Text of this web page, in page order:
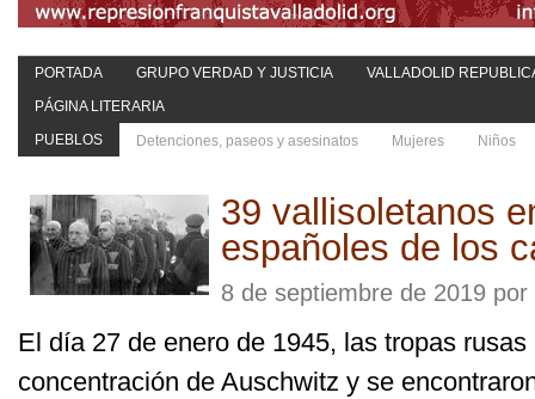
PORTADA GRUPO VERDAD Y JUSTICIA
VALLADOLID
PÁGINA LITERARIA
PUEBLOS
Detenciones, paseos y asesinatos Mujeres Niños
39 vallisoletanos
españoles de los
8 de septiembre de 2019
El día 27 de enero de 1945, las tropas
concentración de Auschwitz y se